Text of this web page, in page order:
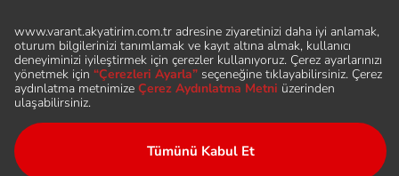
Bizi Takip Edin
Şubeler ve İletişim
Varant Nedir
Varant Broşürü
Çerez Aydınlatma Metni
KVKK Aydınlatma Metni